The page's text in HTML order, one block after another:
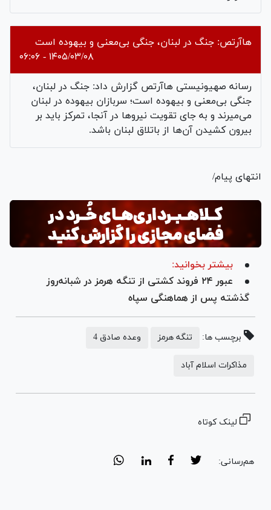
هاآرتص: جنگ در لبنان، جنگی بی‌معنی و بیهوده است
۱۴۰۵/۰۳/۰۸ - ۰۶:۰۶
رسانه‌ صهیونیستی هاآرتص گزارش داد: جنگ در لبنان،
جنگی بی‌معنی و بیهوده است؛ سربازان بیهوده در لبنان
می‌میرند و به جای تقویت نیروها در آنجا، تمرکز باید بر
بیرون کشیدن آن‌ها از باتلاق لبنان باشد.
انتهای پیام/
بیشتر بخوانید:
عبور ۲۴ فروند کشتی از تنگه هرمز در شبانه‌روز
گذشته پس از هماهنگی سپاه
برچسب ها: تنگه هرمز وعده صادق 4
مذاکرات اسلام آباد
لینک کوتاه
هم‌رسانی: